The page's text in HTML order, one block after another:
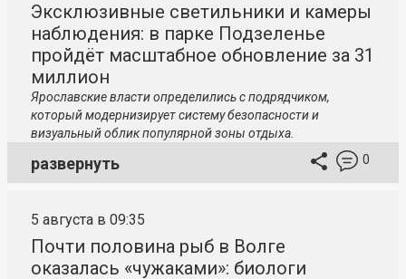
Эксклюзивные светильники и камеры
наблюдения: в парке Подзеленье
пройдёт масштабное обновление за 31
миллион
Ярославские власти определились с подрядчиком,
который модернизирует систему безопасности и
визуальный облик популярной зоны отдыха.
развернуть 0
5 августа в 09:35
Почти половина рыб в Волге
оказалась «чужаками»: биологи